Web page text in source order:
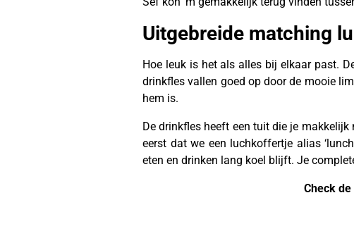
Uitgebreide matching
Hoe leuk is het als alles bij elkaar past.
drinkfles vallen goed op door de mooie
hem is.
De drinkfles heeft een tuit die je
eerst dat we een luchkoffertje alias
eten en drinken lang koel blijft. Je
Check